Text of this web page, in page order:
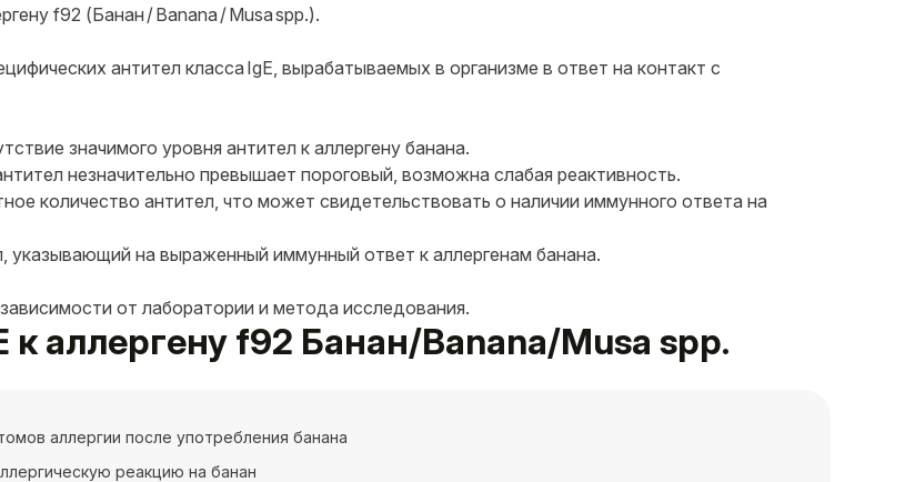
f92 (Банан / Banana / Musa spp.).
антител класса IgE, вырабатываемых в организме в ответ на контакт с
значимого уровня антител к аллергену банана.
незначительно превышает пороговый, возможна слабая реактивность.
количество антител, что может свидетельствовать о наличии иммунного ответа на
указывающий на выраженный иммунный ответ к аллергенам банана.
от лаборатории и метода исследования.
к аллергену f92 Банан/Banana/Musa spp.
аллергии после употребления банана
реакцию на банан